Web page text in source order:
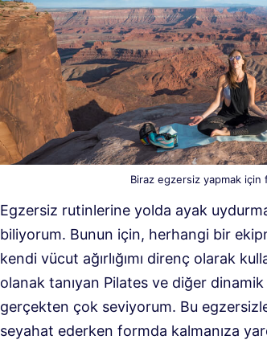
Biraz egzersiz yapmak
Egzersiz rutinlerine yolda ayak
biliyorum. Bunun için, herhangi bir
kendi vücut ağırlığımı direnç olarak
olanak tanıyan Pilates ve diğer dinamik
gerçekten çok seviyorum. Bu
seyahat ederken formda kalmanıza